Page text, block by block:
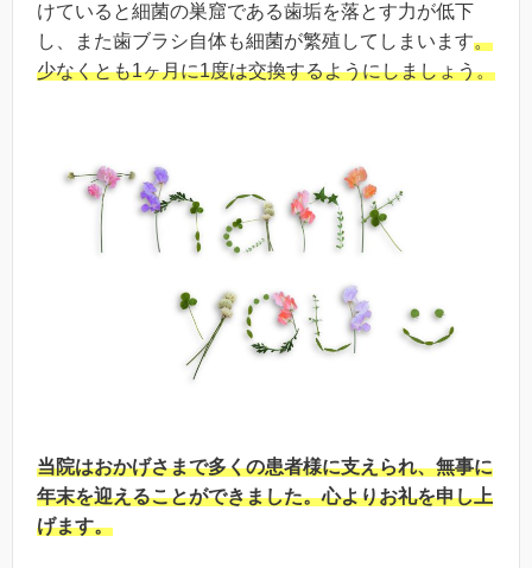
けていると細菌の巣窟である歯垢を落とす力が低下
し、また歯ブラシ自体も細菌が繁殖してしまいます。
少なくとも1ヶ月に1度は交換するようにしましょう。
当院はおかげさまで多くの患者様に支えられ、無事に
年末を迎えることができました。心よりお礼を申し上
げます。